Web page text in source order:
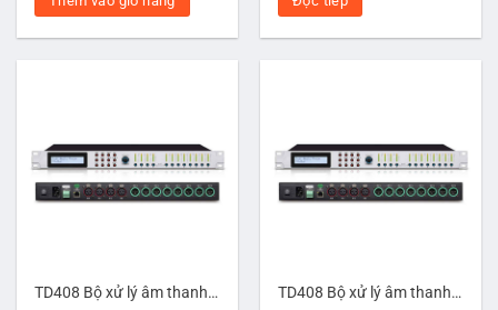
TD408 Bộ xử lý âm thanh 4 đầu vào 8 đầu ra TD408 RGG TD408 Bộ xử lý âm thanh bốn đầu vào và tám đầu ra sử dụng DSP SHARC ADSP-21488 400Mhz thế hệ thứ tư mới nhất